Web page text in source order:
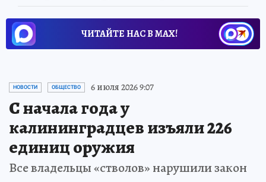
ЧИТАЙТЕ НАС В МАХ!
НОВОСТИ ОБЩЕСТВО 6 июля 2026 9:07
С начала года у
калининградцев изъяли 226
единиц оружия
Все владельцы «стволов» нарушили закон